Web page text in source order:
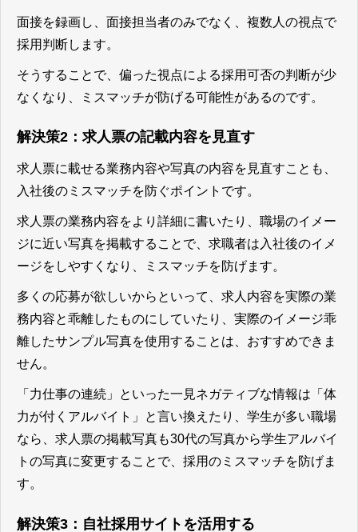
面接を録画し、面接担当者のみでなく、複数人の視点で
採用判断します。
そうすることで、偏った視点による採用可否の判断が少
なくなり、ミスマッチが防げる可能性があるのです。
解決策2：求人票の記載内容を見直す
求人票に載せる業務内容や写真の内容を見直すことも、
入社後のミスマッチを防ぐポイントです。
求人票の業務内容をより詳細に書いたり、職場のイメー
ジに近い写真を掲載することで、求職者は入社後のイメ
ージをしやすくなり、ミスマッチを防げます。
多くの応募が欲しいからといって、求人内容を実際の業
務内容と乖離したものにしていたり、実際のイメージ乖
離したサンプル写真を使用することは、おすすめできま
せん。
「力仕事の連続」といった一見ネガティブな情報は「体
力が付くアルバイト」と言い換えたり、学生が多い職場
なら、求人票の掲載写真も30代の写真から学生アルバイ
トの写真に変更することで、採用のミスマッチを防げま
す。
解決策3：自社採用サイトを活用する